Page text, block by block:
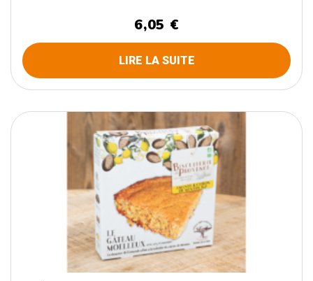
6,05 €
LIRE LA SUITE